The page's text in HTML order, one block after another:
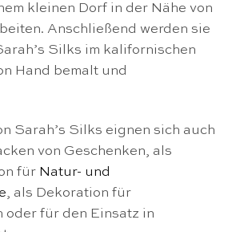
kleinen Dorf in der Nähe von
Anschließend werden sie
Silks im kalifornischen
Hand bemalt und
Sarah’s Silks eignen sich auch
von Geschenken, als
für Natur- und
, als Dekoration für
oder für den Einsatz in